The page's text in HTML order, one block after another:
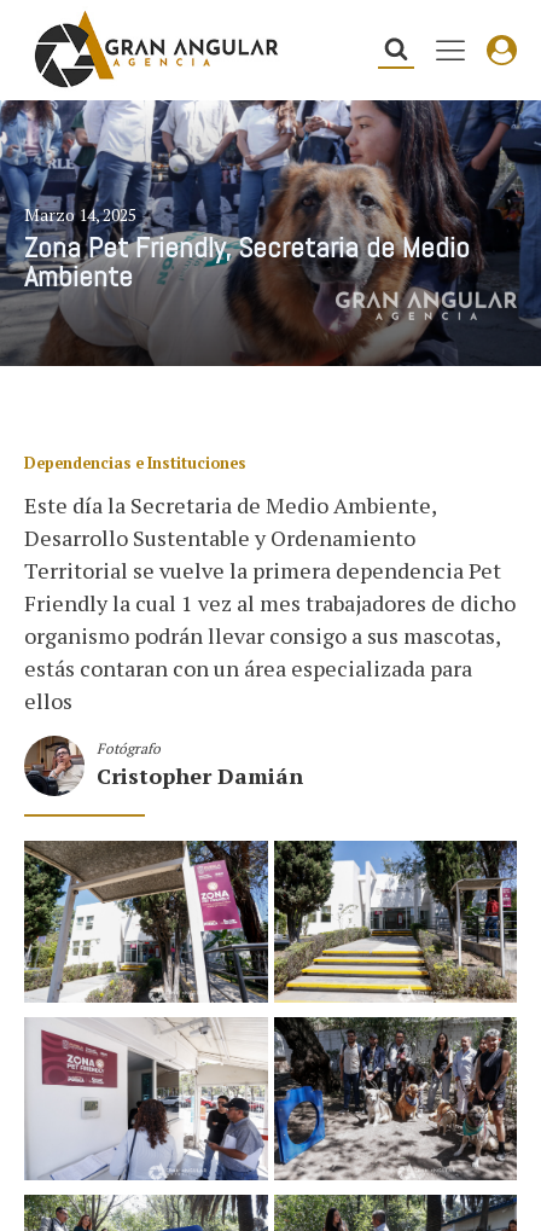
Marzo 14, 2025
Zona Pet Friendly, Secretaria de Medio
Ambiente
Dependencias e Instituciones
Este día la Secretaria de Medio Ambiente,
Desarrollo Sustentable y Ordenamiento
Territorial se vuelve la primera dependencia Pet
Friendly la cual 1 vez al mes trabajadores de dicho
organismo podrán llevar consigo a sus mascotas,
estás contaran con un área especializada para
ellos
Fotógrafo
Cristopher Damián